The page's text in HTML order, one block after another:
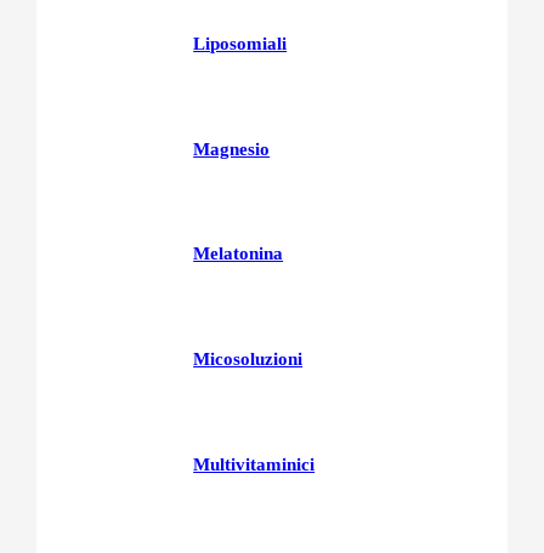
Liposomiali
Magnesio
Melatonina
Micosoluzioni
Multivitaminici